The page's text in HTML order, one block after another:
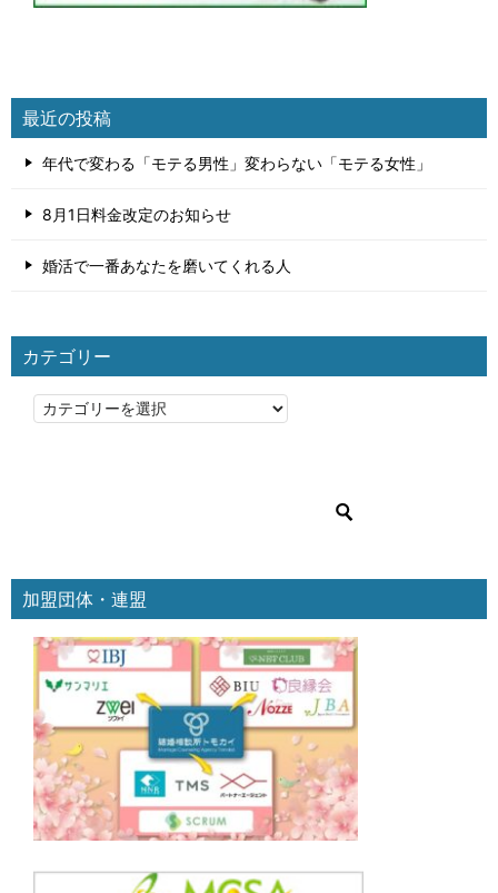
最近の投稿
年代で変わる「モテる男性」変わらない「モテる女性」
8月1日料金改定のお知らせ
婚活で一番あなたを磨いてくれる人
カテゴリー
カ
加盟団体・連盟